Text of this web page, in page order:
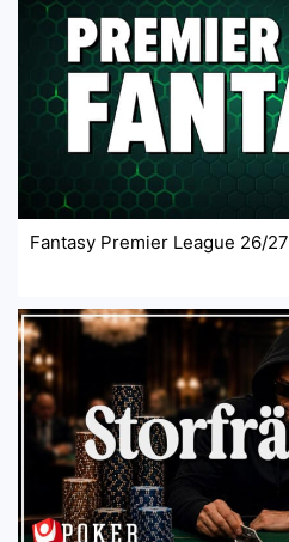
Fantasy Premier League 26/27